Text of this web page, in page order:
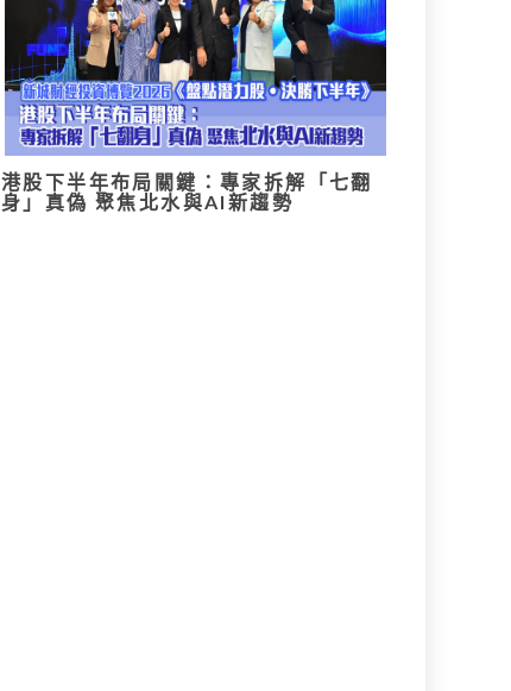
港股下半年布局關鍵：專家拆解「七翻
身」真偽 聚焦北水與AI新趨勢